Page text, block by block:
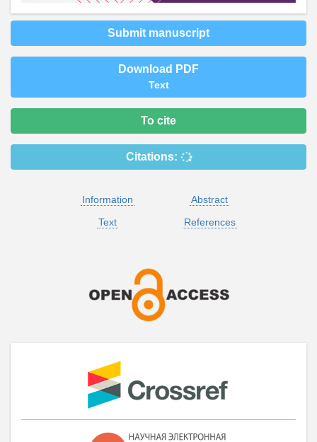
Submit manuscript
Download PDF
Text
To cite
Citations:
Information
Abstract
Text
References